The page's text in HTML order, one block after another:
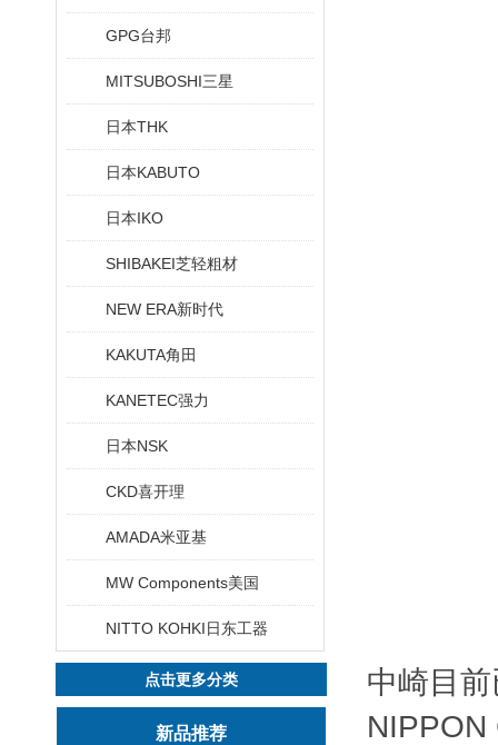
GPG台邦
MITSUBOSHI三星
日本THK
日本KABUTO
日本IKO
SHIBAKEI芝轻粗材
NEW ERA新时代
KAKUTA角田
KANETEC强力
日本NSK
CKD喜开理
AMADA米亚基
MW Components美国
NITTO KOHKI日东工器
点击更多分类
新品推荐
中崎目
NIPPON